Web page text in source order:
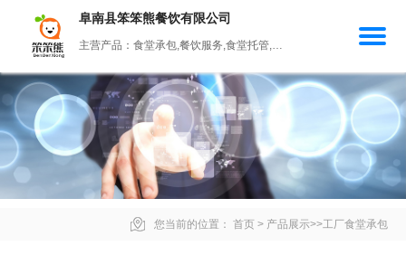
阜南县笨笨熊餐饮有限公司
主营产品：食堂承包,餐饮服务,食堂托管,快餐配送,工厂食堂承包
您当前的位置： 首页 > 产品展示>>工厂食堂承包